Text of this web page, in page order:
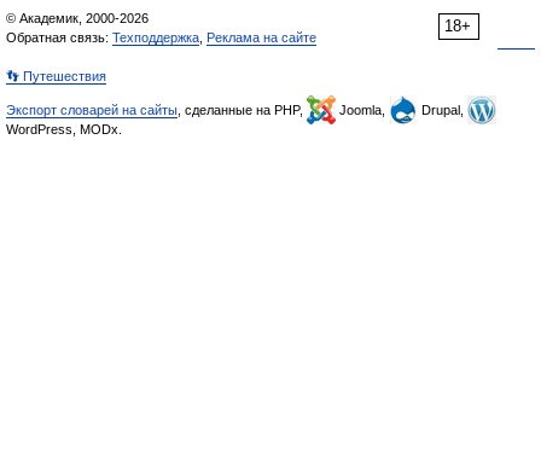
18+
© Академик, 2000-2026
Обратная связь: Техподдержка Реклама на сайте
👣 Путешествия
Экспорт словарей на сайты , сделанные на PHP, Joomla,
Drupal,
WordPress, MODx.